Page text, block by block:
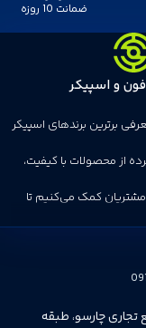
ضمانت 10 روزه
و اسپیکر
برترین برندهای اسپیکر
از محصولات با کیفیت،
کمک می‌کنیم تا
با تجربه‌ای بیش از
و مطمئن تمرکز دارد تا
ما به رضایت و اعتماد
تجاری چارسو، طبقه